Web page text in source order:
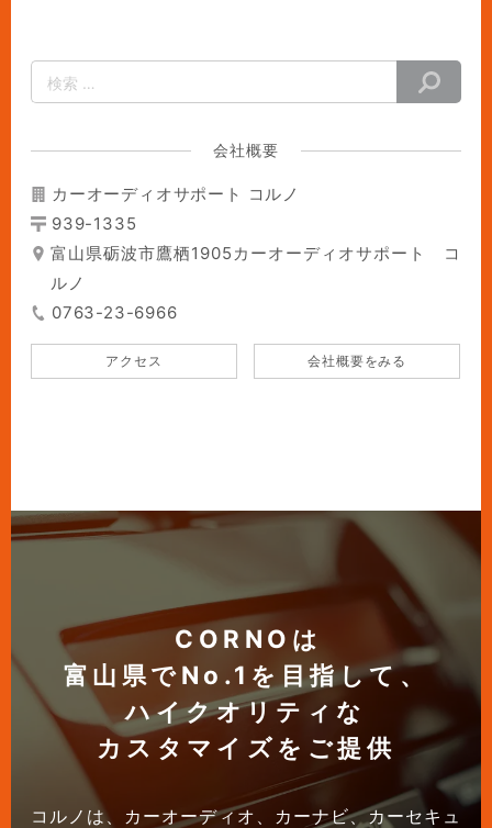
会社概要
カーオーディオサポート コルノ
939-1335
富山県砺波市鷹栖1905カーオーディオサポート コ
ルノ
0763-23-6966
アクセス 会社概要をみる
CORNOは
富山県でNo.1を目指して、
ハイクオリティな
カスタマイズをご提供
コルノは、カーオーディオ、カーナビ、カーセキュ